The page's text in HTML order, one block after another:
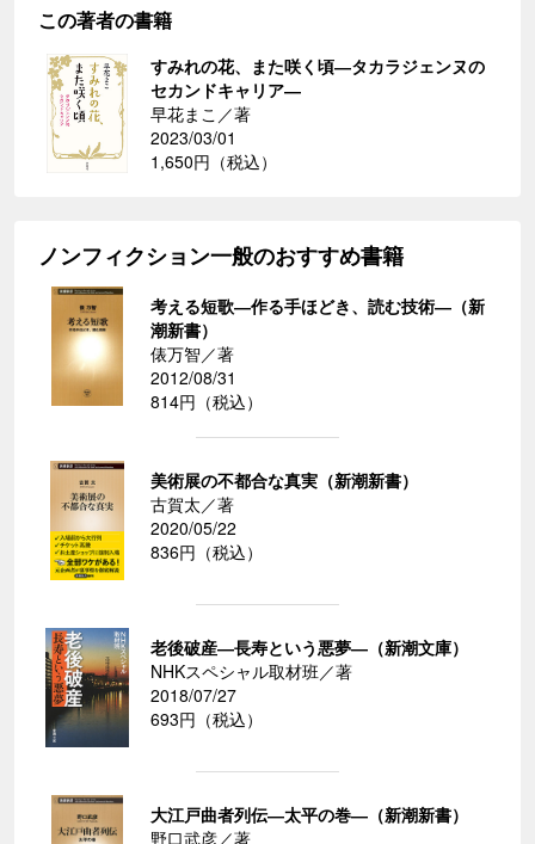
この著者の書籍
すみれの花、また咲く頃―タカラジェンヌの
セカンドキャリア―
早花まこ／著
2023/03/01
1,650円（税込）
ノンフィクション一般のおすすめ書籍
考える短歌―作る手ほどき、読む技術―（新
潮新書）
俵万智／著
2012/08/31
814円（税込）
美術展の不都合な真実（新潮新書）
古賀太／著
2020/05/22
836円（税込）
老後破産―長寿という悪夢―（新潮文庫）
NHKスペシャル取材班／著
2018/07/27
693円（税込）
大江戸曲者列伝―太平の巻―（新潮新書）
野口武彦／著